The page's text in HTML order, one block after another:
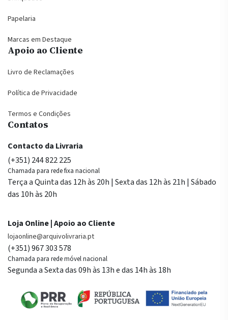
Papelaria
Marcas em Destaque
Apoio ao Cliente
Livro de Reclamações
Política de Privacidade
Termos e Condições
Contatos
Contacto da Livraria
(+351) 244 822 225
Chamada para rede fixa nacional
Terça a Quinta das 12h às 20h | Sexta das 12h às 21h | Sábado
das 10h às 20h
Loja Online | Apoio ao Cliente
lojaonline@arquivolivraria.pt
(+351) 967 303 578
Chamada para rede móvel nacional
Segunda a Sexta das 09h às 13h e das 14h às 18h